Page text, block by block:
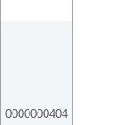
0000000404